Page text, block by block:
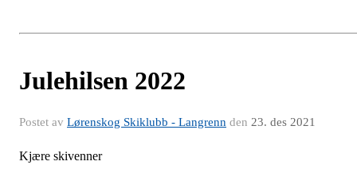
Julehilsen 2022
Postet av Lørenskog Skiklubb - Langrenn den 23. des 2021
Kjære skivenner